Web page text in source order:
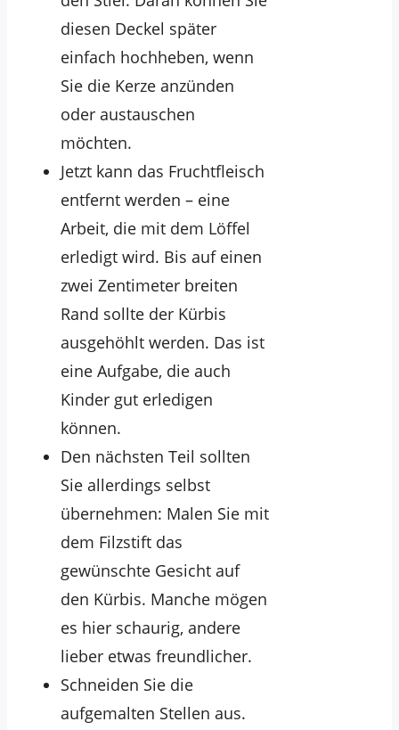
diesen Deckel später
einfach hochheben, wenn
Sie die Kerze anzünden
oder austauschen
möchten.
Jetzt kann das Fruchtfleisch
entfernt werden – eine
Arbeit, die mit dem Löffel
erledigt wird. Bis auf einen
zwei Zentimeter breiten
Rand sollte der Kürbis
ausgehöhlt werden. Das ist
eine Aufgabe, die auch
Kinder gut erledigen
können.
Den nächsten Teil sollten
Sie allerdings selbst
übernehmen: Malen Sie mit
dem Filzstift das
gewünschte Gesicht auf
den Kürbis. Manche mögen
es hier schaurig, andere
lieber etwas freundlicher.
Schneiden Sie die
aufgemalten Stellen aus.